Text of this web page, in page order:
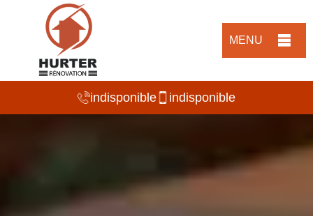
MENU
indisponible indisponible